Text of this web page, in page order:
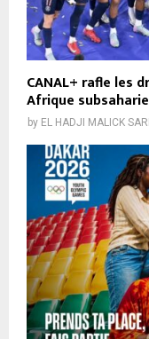
CANAL+ rafle les
Afrique
by EL HADJI MALICK